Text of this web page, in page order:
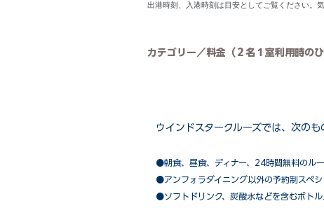
出港時刻、入港時刻は目安としてご覧ください。
カテゴリー／料金（２名１室利用時のひ
ウインドスタークルーズでは、次のも
●朝食、昼食、ディナー、24時間無料のルー
​●アンフォラダイニング以外の予約制スペ
●ソフトドリンク、炭酸水などを含むボト